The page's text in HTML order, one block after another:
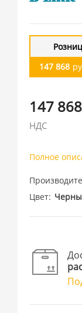
147 868
147
НДС
Полное
Цвет